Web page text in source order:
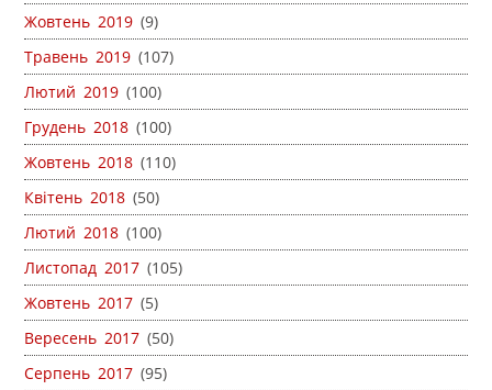
Жовтень 2019 (9)
Травень 2019 (107)
Лютий 2019 (100)
Грудень 2018 (100)
Жовтень 2018 (110)
Квітень 2018 (50)
Лютий 2018 (100)
Листопад 2017 (105)
Жовтень 2017 (5)
Вересень 2017 (50)
Серпень 2017 (95)